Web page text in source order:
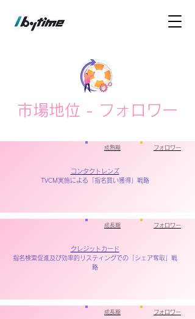
市場地位 - フォロワー
成熟期 フォロワー
コンタクトレンズ
TVCM実施による「指名買い獲得」戦略
成長期 フォロワー
クレジットカード
指名検索促進及び効率的リスティングでの「シェア奪取」戦
略
成長期 フォロワー